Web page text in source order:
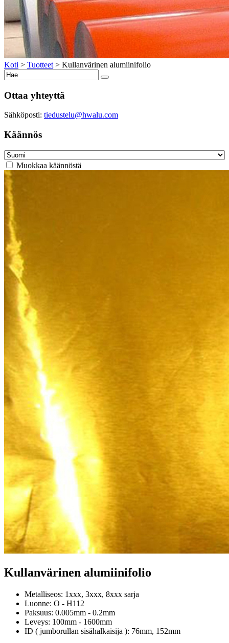
Koti > Tuotteet > Kullanvärinen alumiinifolio
Ottaa yhteyttä
Sähköposti: tiedustelu@hwalu.com
Käännös
Muokkaa käännöstä
Kullanvärinen alumiinifolio
Metalliseos: 1xxx, 3xxx, 8xxx sarja
Luonne: O - H112
Paksuus: 0.005mm - 0.2mm
Leveys: 100mm - 1600mm
ID ( jumborullan sisähalkaisija ): 76mm, 152mm